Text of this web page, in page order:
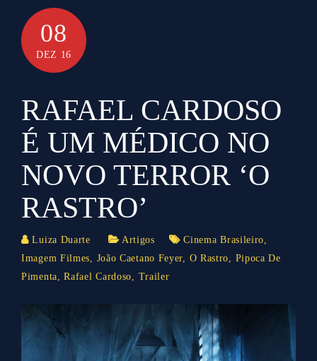
08
DEZ 16
RAFAEL CARDOSO
É UM MÉDICO NO
NOVO TERROR ‘O
RASTRO’
Luiza Duarte Artigos Cinema Brasileiro,
Imagem Filmes, João Caetano Feyer, O Rastro, Pipoca De
Pimenta,Rafael Cardoso, Trailer